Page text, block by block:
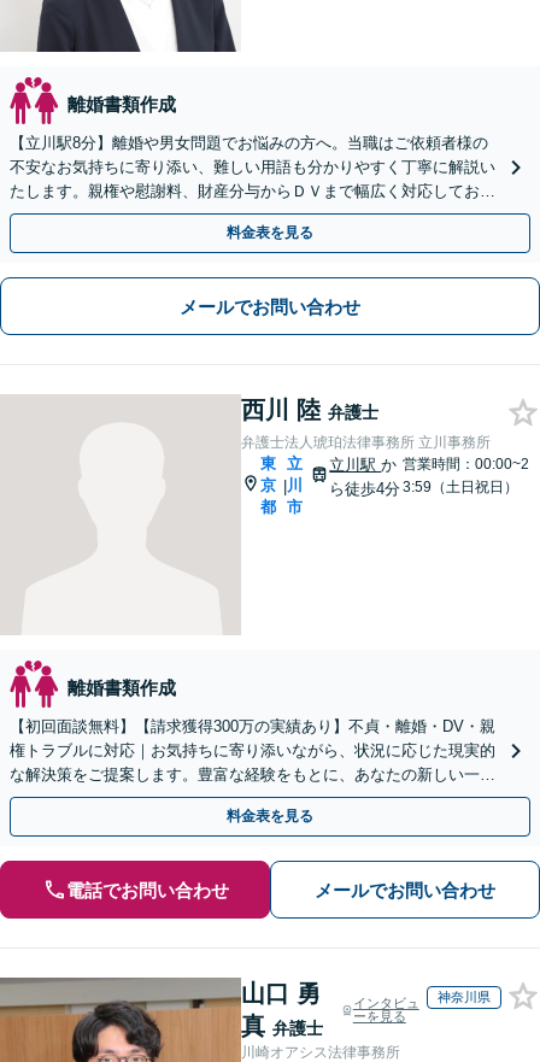
離婚書類作成
【立川駅8分】離婚や男女問題でお悩みの方へ。当職はご依頼者様の
不安なお気持ちに寄り添い、難しい用語も分かりやすく丁寧に解説い
たします。親権や慰謝料、財産分与からＤＶまで幅広く対応しており
ます。夜間休日のご相談やweb面談も可能です。
料金表を見る
メールでお問い合わせ
西川 陸 弁護士
弁護士法人琥珀法律事務所 立川事務所
東
京
都
|
立
川
市
立川駅か
ら徒歩4分
営業時間：00:00~2
3:59（土日祝日）
離婚書類作成
【初回面談無料】【請求獲得300万の実績あり】不貞・離婚・DV・親
権トラブルに対応｜お気持ちに寄り添いながら、状況に応じた現実的
な解決策をご提案します。豊富な経験をもとに、あなたの新しい一歩
を全力で支えます。【電話・オンライン面談可】
料金表を見る
電話でお問い合わせ メールでお問い合わせ
山口 勇
真 弁護士
インタビュ
ーを見る
神奈川県
川崎オアシス法律事務所